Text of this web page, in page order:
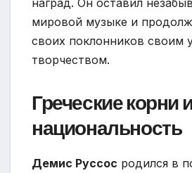
мировой музыке и
своих поклонников своим
творчеством.
Греческие корни
национальность
Демис Руссос родился в